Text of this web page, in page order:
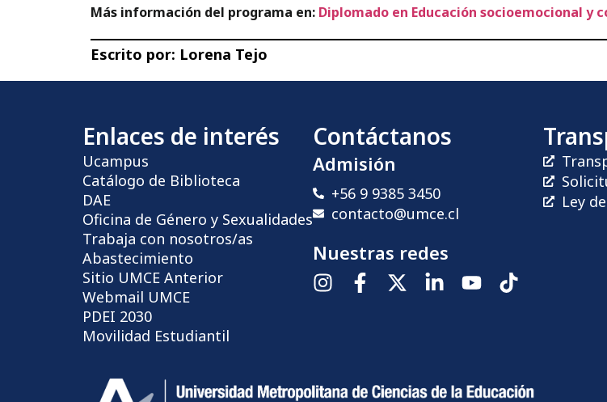
Más información del programa en: Diplomado en Educación socioemocional y
Escrito por: Lorena Tejo
Enlaces de interés
Ucampus
Catálogo de Biblioteca
DAE
Oficina de Género y Sexualidades
Trabaja con nosotros/as
Abastecimiento
Sitio UMCE Anterior
Webmail UMCE
PDEI 2030
Movilidad Estudiantil
Contáctanos
Admisión
+56 9 9385 3450
contacto@umce.cl
Nuestras redes
Ley